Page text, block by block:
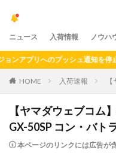
ニュース 入荷情報 ノウハ
プリへのプッシュ通知を停止い
HOME 入荷速報
【ヤマダウェブコム
GX-50SP コン・バト
本ページのリンクには広告が